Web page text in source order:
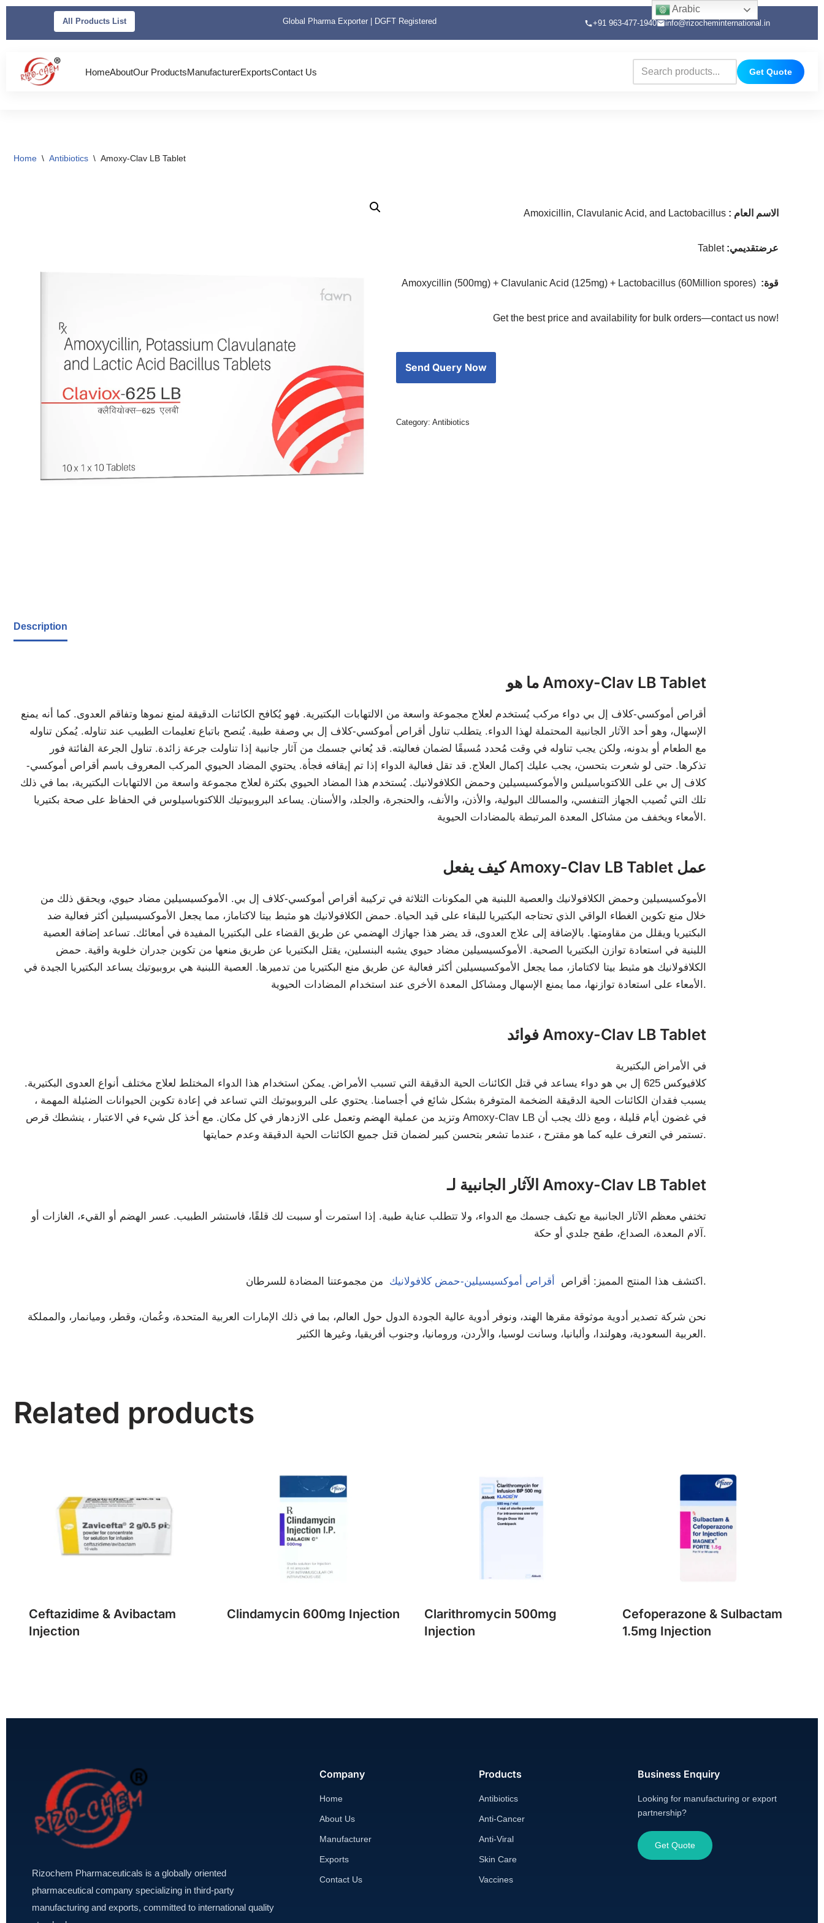
content
All Products List Global Pharma Exporter | DGFT Registered +91 963-477-1940 info@rizocheminternational.in
HomeAboutOur ProductsManufacturerExportsContact Us Get Quote
Home \ Antibiotics \ Amoxy-Clav LB Tablet
Amoxicillin, Clavulanic Acid, and Lactobacillus : الاسم العام
Tablet :عرضتقديمي
Amoxycillin (500mg) + Clavulanic Acid (125mg) + Lactobacillus (60Million spores) :قوة
Get the best price and availability for bulk orders—contact us now!
Category: Antibiotics
Description
ما هو Amoxy-Clav LB Tablet
أقراص أموكسي-كلاف إل بي دواء مركب يُستخدم لعلاج مجموعة واسعة من الالتهابات البكتيرية. فهو يُكافح الكائنات الدقيقة لمنع نموها وتفاقم العدوى. كما أنه يمنع
الإسهال، وهو أحد الآثار الجانبية المحتملة لهذا الدواء. يتطلب تناول أقراص أموكسي-كلاف إل بي وصفة طبية. يُنصح باتباع تعليمات الطبيب عند تناوله. يُمكن تناوله
مع الطعام أو بدونه، ولكن يجب تناوله في وقت مُحدد مُسبقًا لضمان فعاليته. قد يُعاني جسمك من آثار جانبية إذا تناولت جرعة زائدة. تناول الجرعة الفائتة فور
تذكرها. حتى لو شعرت بتحسن، يجب عليك إكمال العلاج. قد تقل فعالية الدواء إذا تم إيقافه فجأة. يحتوي المضاد الحيوي المركب المعروف باسم أقراص أموكسي-
كلاف إل بي على اللاكتوباسيلس والأموكسيسيلين وحمض الكلافولانيك. يُستخدم هذا المضاد الحيوي بكثرة لعلاج مجموعة واسعة من الالتهابات البكتيرية، بما في ذلك
تلك التي تُصيب الجهاز التنفسي، والمسالك البولية، والأذن، والأنف، والحنجرة، والجلد، والأسنان. يساعد البروبيوتيك اللاكتوباسيلوس في الحفاظ على صحة بكتيريا
الأمعاء ويخفف من مشاكل المعدة المرتبطة بالمضادات الحيوية.
كيف يفعل Amoxy-Clav LB Tablet عمل
الأموكسيسيلين وحمض الكلافولانيك والعصية اللبنية هي المكونات الثلاثة في تركيبة أقراص أموكسي-كلاف إل بي. الأموكسيسيلين مضاد حيوي، ويحقق ذلك من
خلال منع تكوين الغطاء الواقي الذي تحتاجه البكتيريا للبقاء على قيد الحياة. حمض الكلافولانيك هو مثبط بيتا لاكتاماز، مما يجعل الأموكسيسيلين أكثر فعالية ضد
البكتيريا ويقلل من مقاومتها. بالإضافة إلى علاج العدوى، قد يضر هذا جهازك الهضمي عن طريق القضاء على البكتيريا المفيدة في أمعائك. تساعد إضافة العصية
اللبنية في استعادة توازن البكتيريا الصحية. الأموكسيسيلين مضاد حيوي يشبه البنسلين، يقتل البكتيريا عن طريق منعها من تكوين جدران خلوية واقية. حمض
الكلافولانيك هو مثبط بيتا لاكتاماز، مما يجعل الأموكسيسيلين أكثر فعالية عن طريق منع البكتيريا من تدميرها. العصية اللبنية هي بروبيوتيك يساعد البكتيريا الجيدة في
الأمعاء على استعادة توازنها، مما يمنع الإسهال ومشاكل المعدة الأخرى عند استخدام المضادات الحيوية.
فوائد Amoxy-Clav LB Tablet
في الأمراض البكتيرية
كلافيوكس 625 إل بي هو دواء يساعد في قتل الكائنات الحية الدقيقة التي تسبب الأمراض. يمكن استخدام هذا الدواء المختلط لعلاج مختلف أنواع العدوى البكتيرية.
يسبب فقدان الكائنات الحية الدقيقة الضخمة المتوفرة بشكل شائع في أجسامنا. يحتوي على البروبيوتيك التي تساعد في إعادة تكوين الحيوانات الضئيلة المهمة ،
وتزيد من عملية الهضم وتعمل على الازدهار في كل مكان. مع أخذ كل شيء في الاعتبار ، ينشطك قرص Amoxy-Clav LB في غضون أيام قليلة ، ومع ذلك يجب أن
تستمر في التعرف عليه كما هو مقترح ، عندما تشعر بتحسن كبير لضمان قتل جميع الكائنات الحية الدقيقة وعدم حمايتها.
الآثار الجانبية لـ Amoxy-Clav LB Tablet
تختفي معظم الآثار الجانبية مع تكيف جسمك مع الدواء، ولا تتطلب عناية طبية. إذا استمرت أو سببت لك قلقًا، فاستشر الطبيب. عسر الهضم أو القيء، الغازات أو
آلام المعدة، الصداع، طفح جلدي أو حكة.
اكتشف هذا المنتج المميز: أقراص أقراص أموكسيسيلين-حمض كلافولانيك من مجموعتنا المضادة للسرطان.
نحن شركة تصدير أدوية موثوقة مقرها الهند، ونوفر أدوية عالية الجودة الدول حول العالم، بما في ذلك الإمارات العربية المتحدة، وعُمان، وقطر، وميانمار، والمملكة
العربية السعودية، وهولندا، وألبانيا، وسانت لوسيا، والأردن، ورومانيا، وجنوب أفريقيا، وغيرها الكثير.
Related products
Ceftazidime & Avibactam
Injection
Clindamycin 600mg Injection
Clarithromycin 500mg
Injection
Cefoperazone & Sulbactam
1.5mg Injection
Rizochem Pharmaceuticals is a globally oriented
pharmaceutical company specializing in third-party
manufacturing and exports, committed to international quality
Company
Home
About Us
Manufacturer
Exports
Contact Us
Products
Antibiotics
Anti-Cancer
Anti-Viral
Skin Care
Vaccines
Business Enquiry
Looking for manufacturing or export
partnership?
Get Quote
Arabic